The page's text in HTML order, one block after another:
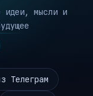
идеи, мысли и
Телеграм